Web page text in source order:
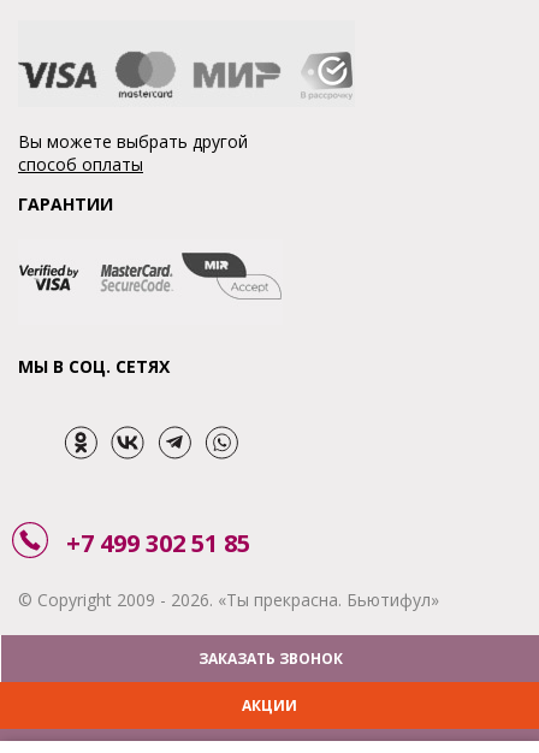
Вы можете выбрать другой
способ оплаты
ГАРАНТИИ
МЫ В СОЦ. СЕТЯХ
+7 499 302 51 85
© Copyright 2009 - 2026. «Ты прекрасна. Бьютифул»
ЗАКАЗАТЬ ЗВОНОК
АКЦИИ